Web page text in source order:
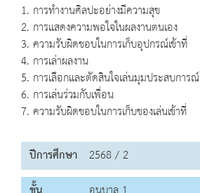
1. การทำงานศิลปะอย่างมีความสุข
2. การแสดงความพอใจในผลงานตนเอง
3. ความรับผิดชอบในการเก็บอุปกรณ์เข้าที่
4. การเล่าผลงาน
5. การเลือกและตัดสินใจเล่นมุมประสบการณ์
6. การเล่นร่วมกับเพื่อน
7. ความรับผิดชอบในการเก็บของเล่นเข้าที่
ปีการศึกษา 2568 / 2